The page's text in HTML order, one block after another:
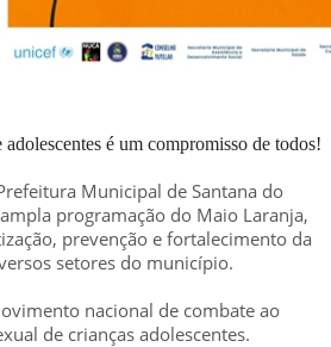
adolescentes é um compromisso de todos!
Municipal de Santana do
programação do Maio Laranja,
prevenção e fortalecimento da
setores do município.
nacional de combate ao
de crianças adolescentes.